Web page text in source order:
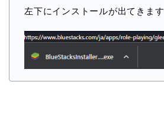
左下にインストールが出てきます